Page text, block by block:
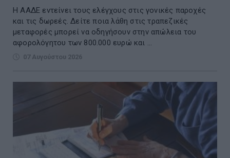
Η ΑΑΔΕ εντείνει τους ελέγχους στις γονικές παροχές
και τις δωρεές. Δείτε ποια λάθη στις τραπεζικές
μεταφορές μπορεί να οδηγήσουν στην απώλεια του
αφορολόγητου των 800.000 ευρώ και ...
07 Αυγούστου 2026